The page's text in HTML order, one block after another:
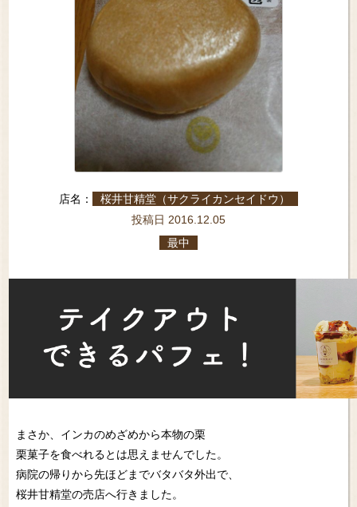
店名： 桜井甘精堂（サクライカンセイドウ）
投稿日 2016.12.05
最中
まさか、インカのめざめから本物の栗
栗菓子を食べれるとは思えませんでした。
病院の帰りから先ほどまでバタバタ外出で、
桜井甘精堂の売店へ行きました。